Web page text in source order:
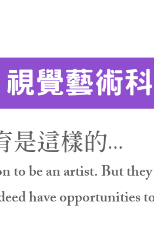
視覺藝術科
是這樣的...
to be an artist. But
have opportunities